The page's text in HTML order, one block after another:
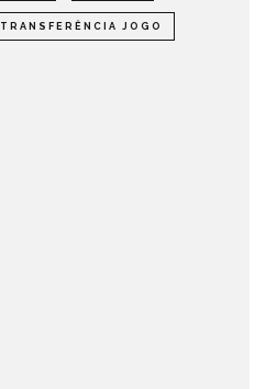
TRANSFERÊNCIA JOGO